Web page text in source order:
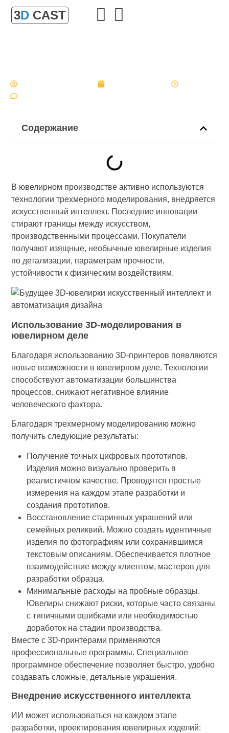
3D CAST
Содержание
В ювелирном производстве активно используются
технологии трехмерного моделирования, внедряется
искусственный интеллект. Последние инновации
стирают границы между искусством,
производственными процессами. Покупатели
получают изящные, необычные ювелирные изделия
по детализации, параметрам прочности,
устойчивости к физическим воздействиям.
Использование 3D-моделирования в
ювелирном деле
Благодаря использованию 3D-принтеров появляются
новые возможности в ювелирном деле. Технологии
способствуют автоматизации большинства
процессов, снижают негативное влияние
человеческого фактора.
Благодаря трехмерному моделированию можно
получить следующие результаты:
Получение точных цифровых прототипов.
Изделия можно визуально проверить в
реалистичном качестве. Проводятся простые
измерения на каждом этапе разработки и
создания прототипов.
Восстановление старинных украшений или
семейных реликвий. Можно создать идентичные
изделия по фотографиям или сохранившимся
текстовым описаниям. Обеспечивается плотное
взаимодействие между клиентом, мастеров для
разработки образца.
Минимальные расходы на пробные образцы.
Ювелиры снижают риски, которые часто связаны
с типичными ошибками или необходимостью
доработок на стадии производства.
Вместе с 3D-принтерами применяются
профессиональные программы. Специальное
программное обеспечение позволяет быстро, удобно
создавать сложные, детальные украшения.
Внедрение искусственного интеллекта
ИИ может использоваться на каждом этапе
разработки, проектирования ювелирных изделий: